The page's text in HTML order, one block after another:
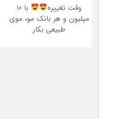
وقت تغییره
با 10
میلیون و هر بانک مو، موی
طبیعی بکار